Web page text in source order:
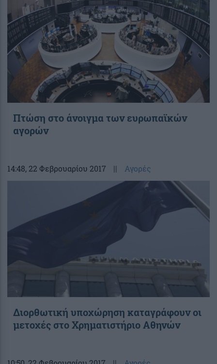
Πτώση στο άνοιγμα των ευρωπαϊκών
αγορών
14:48, 22 Φεβρουαρίου 2017 || Αγορές
Διορθωτική υποχώρηση καταγράφουν οι
μετοχές στο Χρηματιστήριο Αθηνών